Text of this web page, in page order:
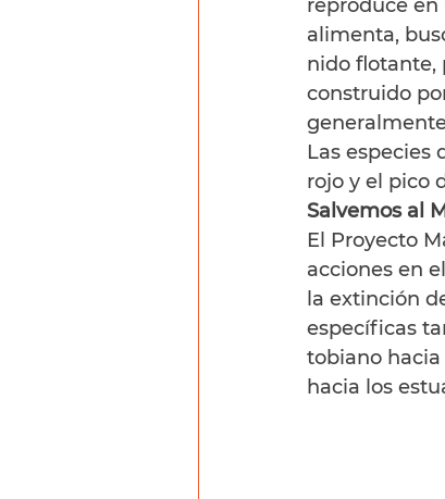
reproduce en
alimenta,
nido flotante,
construido
Las especies
rojo y el pico
Salvemos al
El Proyecto
acciones en
la extinción
específicas
tobiano
hacia los